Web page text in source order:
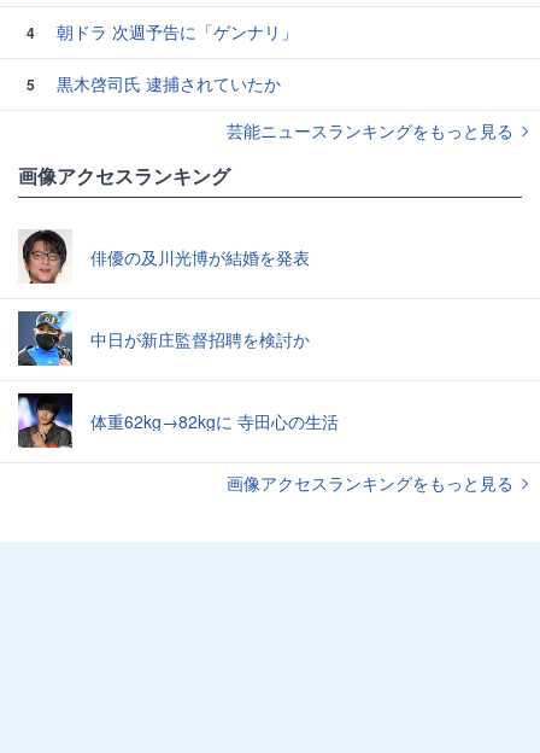
4 朝ドラ 次週予告に「ゲンナリ」
5
黒木啓司氏 逮捕されていたか
芸能ニュースランキングをもっと見る
画像アクセスランキング
俳優の及川光博が結婚を発表
中日が新庄監督招聘を検討か
体重62kg→82kgに 寺田心の生活
画像アクセスランキングをもっと見る